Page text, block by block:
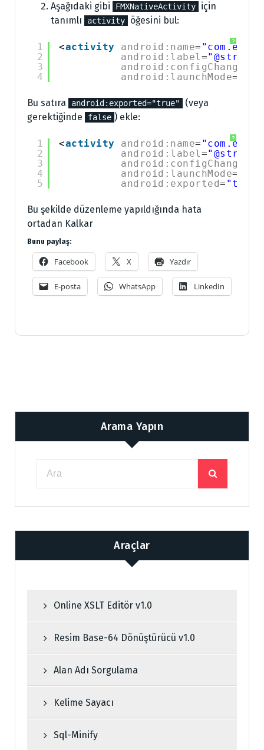
Aşağıdaki gibi
FMXNativeActivity
için
tanımlı
activity öğesini bul:
?
1
2
3
4
<activity android:name=
android:label="@string/
android:configChanges
android:launchMode=
Bu satıra android:exported="true"
(veya
gerektiğinde
false ) ekle:
?
1
2
3
4
5
<activity android:name=
android:label="@string/
android:configChanges
android:launchMode=
android:exported= "true"
Bu şekilde düzenleme yapıldığında hata
ortadan Kalkar
Bunu paylaş:
Facebook X Yazdır
E-posta WhatsApp LinkedIn
Arama Yapın
Araçlar
Online XSLT Editör v1.0
Resim Base-64 Dönüştürücü v1.0
Alan Adı Sorgulama
Kelime Sayacı
Sql-Minify